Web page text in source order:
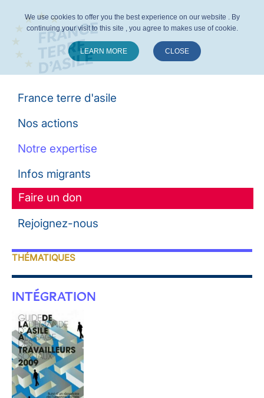
France terre d'asile
Nos actions
Notre expertise
Infos migrants
Faire un don
Rejoignez-nous
THÉMATIQUES
INTÉGRATION
We use cookies to offer you the best experience on our website . By
continuing your visit to this site , you agree to makes use of cookie.
LEARN MORE CLOSE